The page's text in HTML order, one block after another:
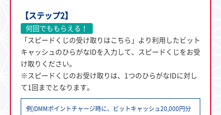
【ステップ2】
何回でももらえる！
「スピードくじの受け取りはこちら」より利用したビット
キャッシュのひらがなIDを入力して、スピードくじをお受
け取りください。
※スピードくじのお受け取りは、1つのひらがなIDに対し
て1回までとなります。
例)DMMポイントチャージ時に、ビットキャッシュ20,000円分